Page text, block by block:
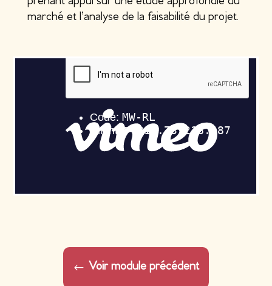
marché et l’analyse de la faisabilité du projet.
Voir module précédent